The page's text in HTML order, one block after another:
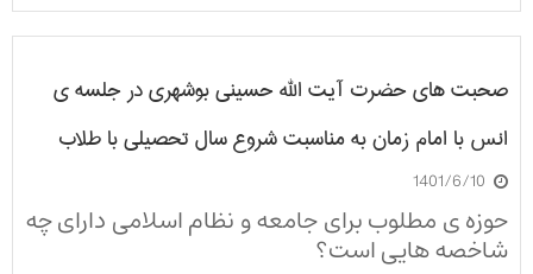
نبود تبلیغ تهدید بزرگی برای حوزه های علمیه است.
در حال فاصله گرفتن هستند اگر همین روال جدایی
طلاب از امور تبلیغی ادامه پیدا کند خطر بزرگی
جامعه و مکتب ما را تهدید خواهد کرد.
صحبت های حضرت آیت الله حسینی بوشهری در جلسه ی
انس با امام زمان به مناسبت شروع سال تحصیلی با طلاب
مجتمع عالی در مسجد مقدس جمکران
1401/6/10
حوزه ی مطلوب برای جامعه و نظام اسلامی دارای چه
شاخصه هایی است؟